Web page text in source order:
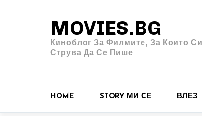
MOVIES.BG
Киноблог За Филмите, За Които Си
Струва Да Се Пише
HOME STORY МИ СЕ ВЛЕЗ